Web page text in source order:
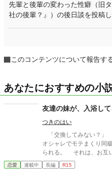
先輩と後輩の変わった性癖（旧
社の後輩？』）の後日談を投稿
このコンテンツについて報告す
あなたにおすすめの小
友達の妹が、入浴して
つきのはい
「交換してみない？」 冴えない高校生の藤堂夏弥は、親友の
オシャレでモテまくり同
られる。 それは、お互い現在同居中の妹達、藤堂秋乃と鈴川美
咲を交換して生活しようというもの
子の洋平に勝るとも劣ら
恋愛 連載中 長編 R15